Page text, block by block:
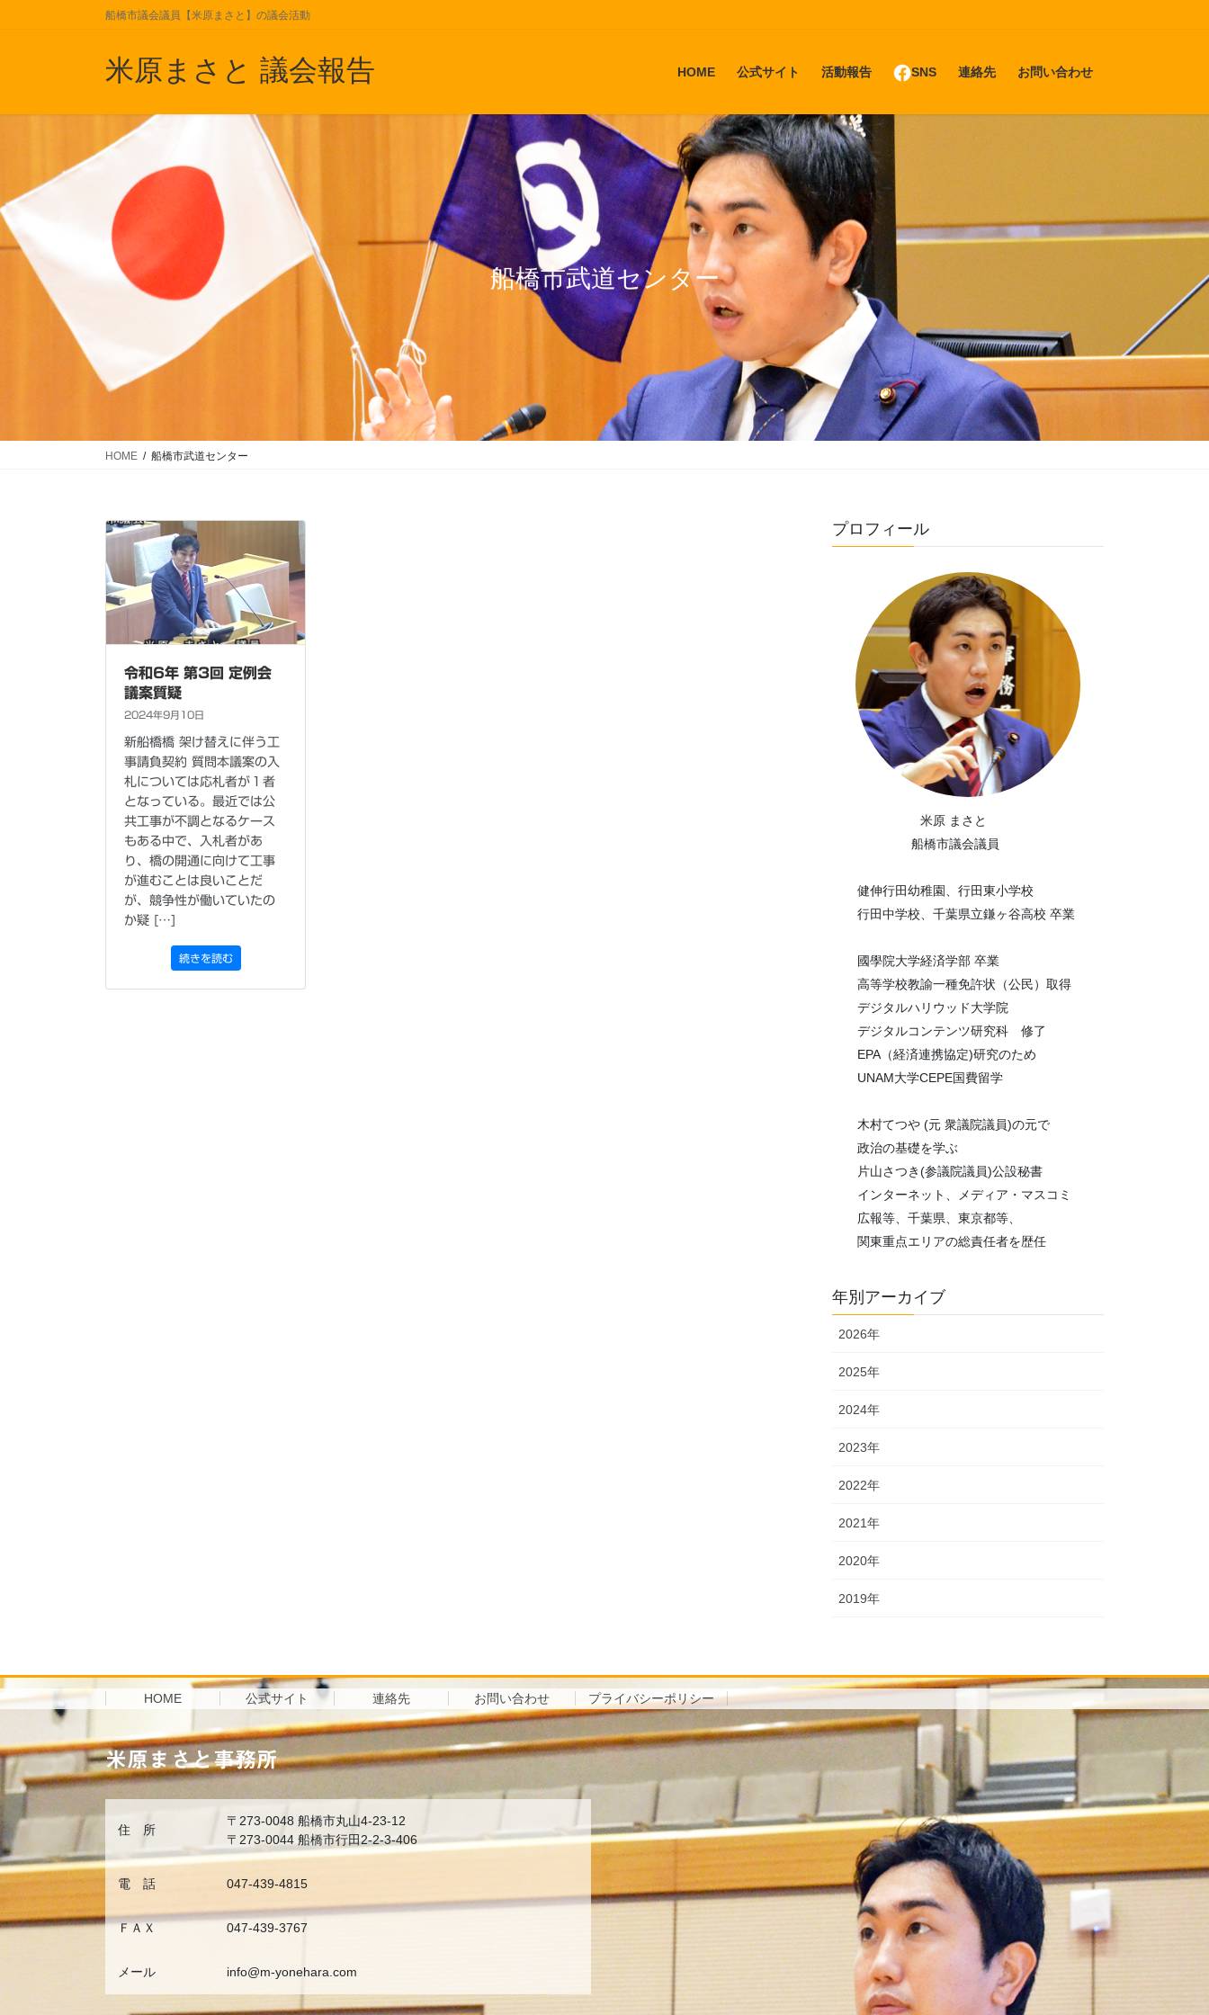
に
移
動
ョ
ン
に
移
動
船橋市議会議員【米原まさと】の議会活動
米原まさと 議会報告 HOME 公式サイト 活動報告 SNS 連絡先 お問い合わせ
船橋市武道センター
HOME 船橋市武道センター
令和6年 第3回 定例会
議案質疑
2024年9月10日
新船橋橋 架け替えに伴う工
事請負契約 質問本議案の入
札については応札者が１者
となっている。最近では公
共工事が不調となるケース
もある中で、入札者があ
り、橋の開通に向けて工事
が進むことは良いことだ
が、競争性が働いていたの
か疑 […]
続きを読む
プロフィール
米原 まさと
船橋市議会議員
健伸行田幼稚園、行田東小学校
行田中学校、千葉県立鎌ヶ谷高校 卒業
國學院大学経済学部 卒業
高等学校教諭一種免許状（公民）取得
デジタルハリウッド大学院
デジタルコンテンツ研究科 修了
EPA（経済連携協定)研究のため
UNAM大学CEPE国費留学
木村てつや (元 衆議院議員)の元で
政治の基礎を学ぶ
片山さつき(参議院議員)公設秘書
インターネット、メディア・マスコミ
広報等、千葉県、東京都等、
関東重点エリアの総責任者を歴任
年別アーカイブ
2026年
2025年
2024年
2023年
2022年
2021年
2020年
2019年
HOME 公式サイト 連絡先 お問い合わせ プライバシーポリシー
米原まさと事務所
住 所
〒273-0048 船橋市丸山4-23-12
〒273-0044 船橋市行田2-2-3-406
電 話 047-439-4815
ＦＡＸ 047-439-3767
メール info@m-yonehara.com